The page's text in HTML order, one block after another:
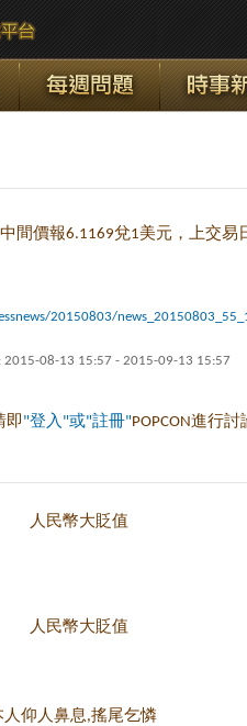
間價報6.1169兌1美元，上交易
20150803/
08-13 15:57 - 2015-09-13 15:57
即 "登入"或"註冊"POPCON進行討
民幣大貶值
民幣大貶值
仰人鼻息,搖尾乞憐